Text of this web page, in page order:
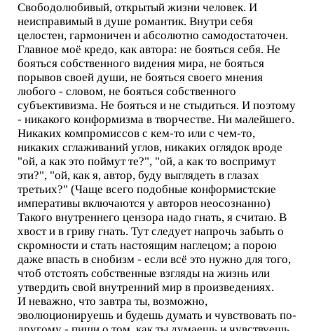
Свободолюбивый, открытый жизни человек. И
неисправимый в душе романтик. Внутри себя
целостен, гармоничен и абсолютно самодостаточен.
Главное моё кредо, как автора: не бояться себя. Не
бояться собственного видения мира, не бояться
порывов своей души, не бояться своего мнения
любого - словом, не бояться собственного
субъективизма. Не бояться и не стыдиться. И поэтому
- никакого конформизма в творчестве. Ни малейшего.
Никаких компромиссов с кем-то или с чем-то,
никаких сглаживаний углов, никаких оглядок вроде
"ой, а как это поймут те?", "ой, а как то воспримут
эти?", "ой, как я, автор, буду выглядеть в глазах
третьих?" (Чаще всего подобные конформистские
императивы включаются у авторов неосознанно)
Такого внутреннего цензора надо гнать, я считаю. В
хвост и в гриву гнать. Тут следует напрочь забыть о
скромности и стать настоящим наглецом; а порою
даже впасть в снобизм - если всё это нужно для того,
чтоб отстоять собственные взгляды на жизнь или
утвердить свой внутренний мир в произведениях.
И неважно, что завтра ты, возможно,
эволюционируешь и будешь думать и чувствовать по-